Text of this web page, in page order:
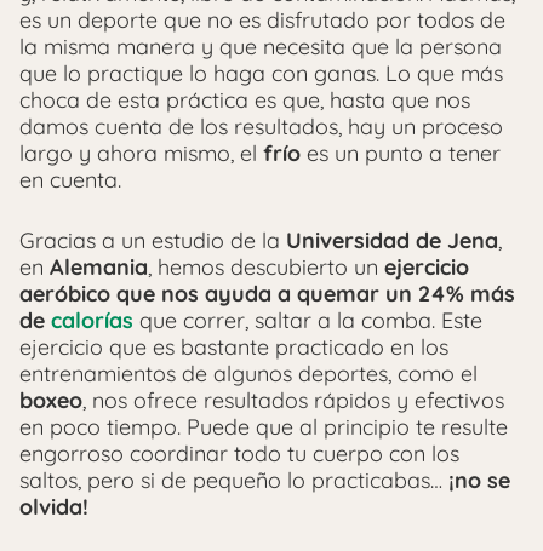
es un deporte que no es disfrutado por todos de
la misma manera y que necesita que la persona
que lo practique lo haga con ganas. Lo que más
choca de esta práctica es que, hasta que nos
damos cuenta de los resultados, hay un proceso
largo y ahora mismo, el frío es un punto a tener
en cuenta.
Gracias a un estudio de la Universidad de Jena,
en Alemania, hemos descubierto un ejercicio
aeróbico que nos ayuda a quemar un 24% más
de calorías que correr, saltar a la comba. Este
ejercicio que es bastante practicado en los
entrenamientos de algunos deportes, como el
boxeo, nos ofrece resultados rápidos y efectivos
en poco tiempo. Puede que al principio te resulte
engorroso coordinar todo tu cuerpo con los
saltos, pero si de pequeño lo practicabas… ¡no se
olvida!